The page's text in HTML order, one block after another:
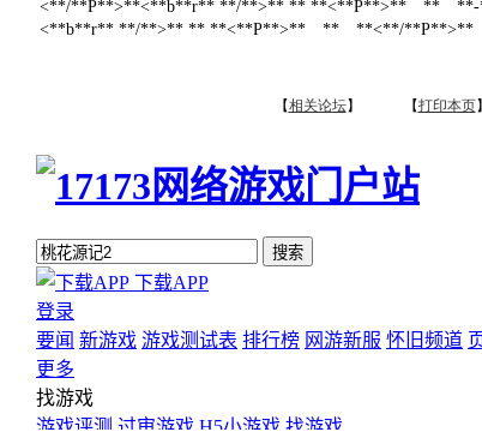
<**/**P**>**<**b**r** **/**>** ** **<**P**>** ** **-
<**b**r** **/**>** ** **<**P**>** ** **<**/**P**>**
【相关论坛】 【打印本页